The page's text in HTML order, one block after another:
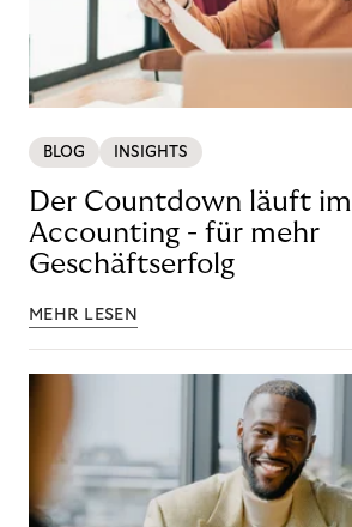
BLOG INSIGHTS
Der Countdown läuft im
Accounting - für mehr
Geschäftserfolg
MEHR LESEN